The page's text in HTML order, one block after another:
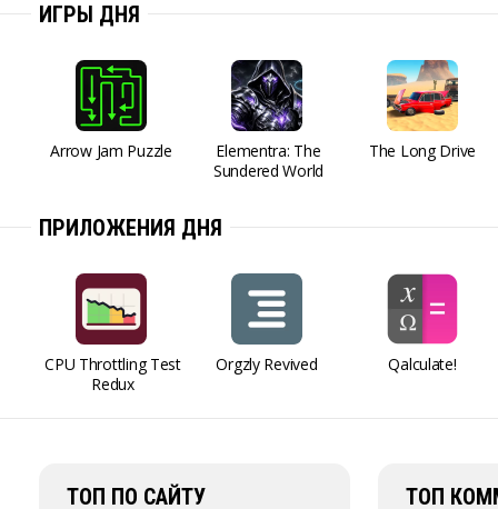
ИГРЫ ДНЯ
Arrow Jam Puzzle
Elementra: The
Sundered World
The Long Drive
ПРИЛОЖЕНИЯ ДНЯ
CPU Throttling Test
Redux
Orgzly Revived Qalculate!
ТОП ПО САЙТУ ТОП